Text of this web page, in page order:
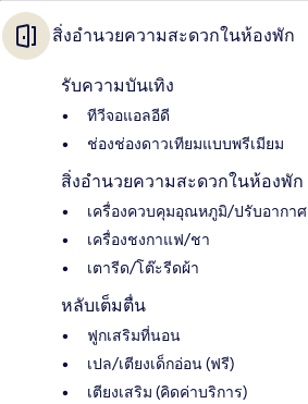
สิ่งอำนวยความสะดวกในห้องพัก
รับความบันเทิง
ทีวีจอแอลอีดี
ช่องช่องดาวเทียมแบบพรีเมียม
สิ่งอำนวยความสะดวกในห้องพัก
เครื่องควบคุมอุณหภูมิ/ปรับอากาศ
เครื่องชงกาแฟ/ชา
เตารีด/โต๊ะรีดผ้า
หลับเต็มตื่น
ฟูกเสริมที่นอน
เปล/เตียงเด็กอ่อน (ฟรี)
เตียงเสริม (คิดค่าบริการ)